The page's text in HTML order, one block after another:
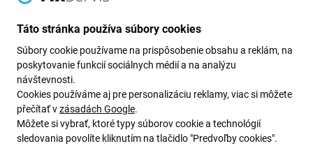
Ekológia na prvom mieste
Táto stránka používa súbory cookies
Súbory cookie používame na prispôsobenie obsahu a reklám, na
poskytovanie funkcií sociálnych médií a na analýzu
návštevnosti.
Cookies používáme aj pre personalizáciu reklamy, viac si môžete
přečítať vzásadách Google.
Môžete si vybrať, ktoré typy súborov cookie a technológií
sledovania povolíte kliknutím na tlačidlo "Predvoľby cookies".